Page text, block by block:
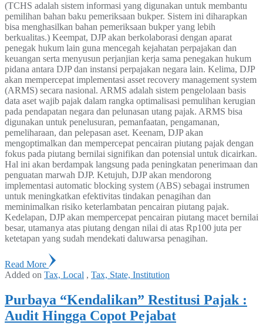
(TCHS adalah sistem informasi yang digunakan untuk membantu
pemilihan bahan baku pemeriksaan bukper. Sistem ini diharapkan
bisa menghasilkan bahan pemeriksaan bukper yang lebih
berkualitas.) Keempat, DJP akan berkolaborasi dengan aparat
penegak hukum lain guna mencegah kejahatan perpajakan dan
keuangan serta menyusun perjanjian kerja sama penegakan hukum
pidana antara DJP dan instansi perpajakan negara lain. Kelima, DJP
akan mempercepat implementasi asset recovery management system
(ARMS) secara nasional. ARMS adalah sistem pengelolaan basis
data aset wajib pajak dalam rangka optimalisasi pemulihan kerugian
pada pendapatan negara dan pelunasan utang pajak. ARMS bisa
digunakan untuk penelusuran, pemanfaatan, pengamanan,
pemeliharaan, dan pelepasan aset. Keenam, DJP akan
mengoptimalkan dan mempercepat pencairan piutang pajak dengan
fokus pada piutang bernilai signifikan dan potensial untuk dicairkan.
Hal ini akan berdampak langsung pada peningkatan penerimaan dan
penguatan marwah DJP. Ketujuh, DJP akan mendorong
implementasi automatic blocking system (ABS) sebagai instrumen
untuk meningkatkan efektivitas tindakan penagihan dan
meminimalkan risiko keterlambatan pencairan piutang pajak.
Kedelapan, DJP akan mempercepat pencairan piutang macet bernilai
besar, utamanya atas piutang dengan nilai di atas Rp100 juta per
ketetapan yang sudah mendekati daluwarsa penagihan.
Read More
Added on Tax, Local , Tax, State, Institution
Purbaya “Kendalikan” Restitusi Pajak :
Audit Hingga Copot Pejabat